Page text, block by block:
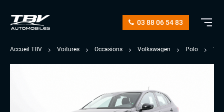
03 88 06 54 83
Accueil TBV Voitures Occasions Volkswagen Polo 1.0